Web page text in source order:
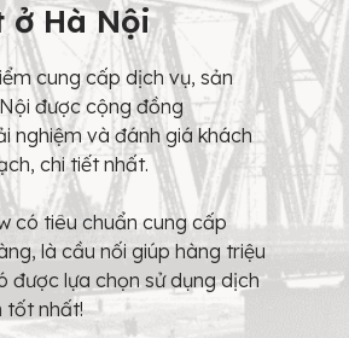
ở Hà Nội
cung cấp dịch vụ, sản
được cộng đồng
nghiệm và đánh giá khách
chi tiết nhất.
có tiêu chuẩn cung cấp
là cầu nối giúp hàng triệu
được lựa chọn sử dụng dịch
tốt nhất!